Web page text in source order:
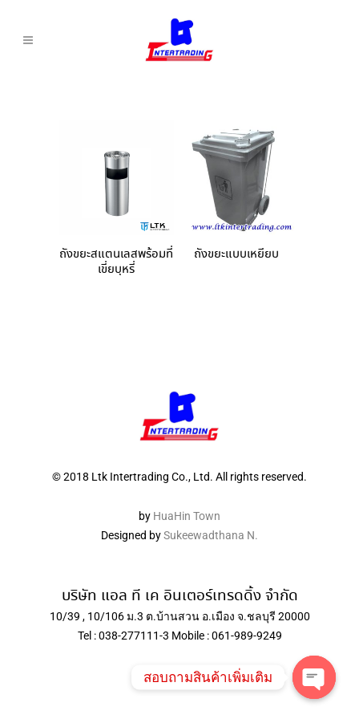
ถังขยะสแตนเลสพร้อมที่
เขี่ยบุหรี่
ถังขยะแบบเหยียบ
© 2018 Ltk Intertrading Co., Ltd. All rights reserved.
by HuaHin Town
Designed bySukeewadthana N.
บริษัท แอล ที เค อินเตอร์เทรดดิ้ง จำกัด
10/39 , 10/106 ม.3 ต.บ้านสวน อ.เมือง จ.ชลบุรี 20000
Tel : 038-277111-3 Mobile : 061-989-9249
สอบถามสินค้าเพิ่มเติม
Open